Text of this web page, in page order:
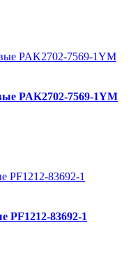
PAK2702-7569-1YM
PF1212-83692-1